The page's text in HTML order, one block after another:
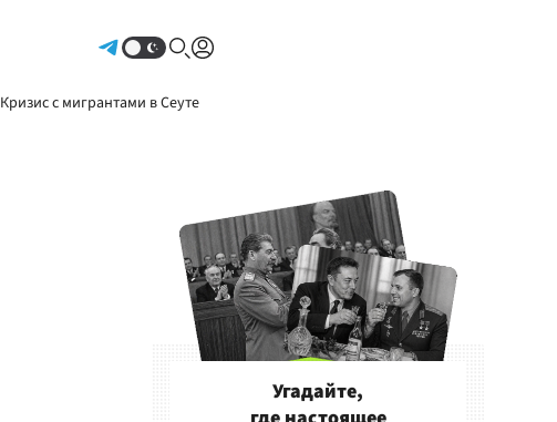
Кризис с мигрантами в Сеуте
Угадайте,